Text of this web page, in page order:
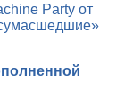
Party от